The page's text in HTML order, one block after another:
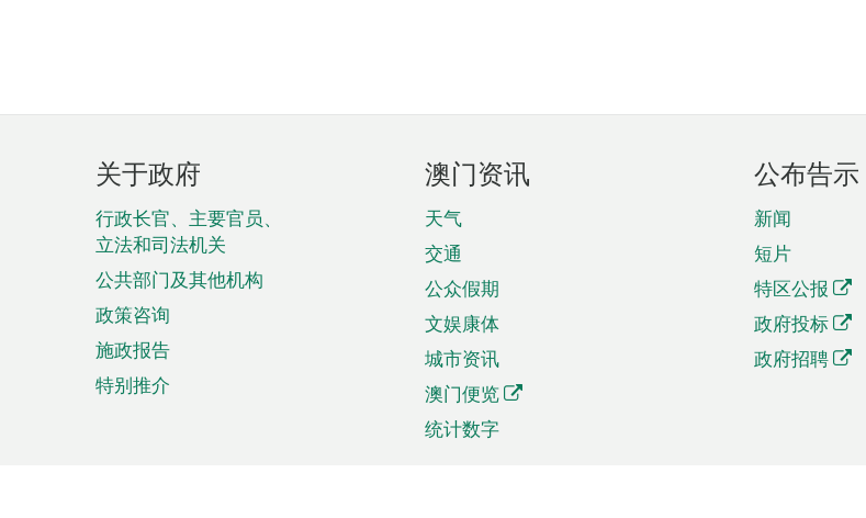
页
脚
菜
单
关于政府
行政长官、主要官员、
立法和司法机关
公共部门及其他机构
政策咨询
施政报告
特别推介
澳门资讯
天气
交通
公众假期
文娱康体
城市资讯
澳门便览
统计数字
公布告示
新闻
短片
特区公报
政府投标
政府招聘